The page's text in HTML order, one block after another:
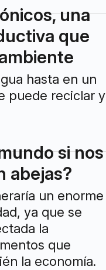
una
que
hasta en un
puede reciclar y
si nos
abejas?
un enorme
ya que se
la
que
la economía.